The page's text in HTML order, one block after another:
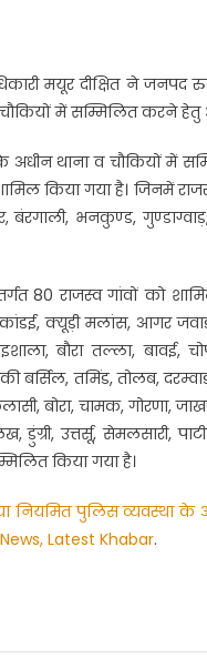
मयूर दीक्षित ने जनपद
में सम्मिलित करने
अधीन थाना व चौकियों में
किया गया है। जिनमें राजस्व
बंरगाली, भनकुण्ड,
80 राजस्व गांवों को
कांडई, क्यूड़ी मलांस, आगर
बौरा तल्ला, बावई,
बर्सिल, तमिंड, तोलब,
बोरा, चामक, गोरणा,
डुंग्री, उत्तर्सू, सेमलसारी,
किया गया है।
नियमित पुलिस व्यवस्था के
Latest Khabar.